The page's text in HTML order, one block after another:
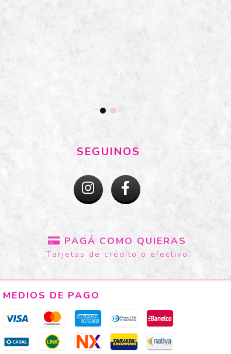
SEGUINOS
PAGÁ COMO QUIERAS
Tarjetas de crédito o efectivo
MEDIOS DE PAGO